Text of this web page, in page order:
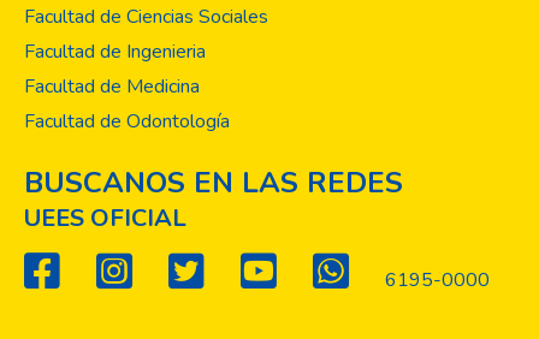
que la prevalencia de caries dental en la
población es del 91 %, el riesgo cariogénico
en dentición primaria es catalogado según la
Organización Mundial de la Salud como un
permanente se clasificó como un riesgo
moderado en la población de niños del
Centro de Desarrollo Integral La Gran
Comisión.
Facultad de Ciencias Sociales
Facultad de Ingenieria
Facultad de Medicina
Facultad de Odontología
BUSCANOS EN LAS REDES
UEES OFICIAL
6195-0000